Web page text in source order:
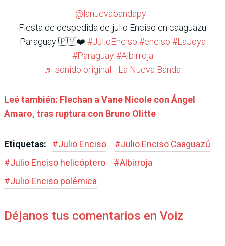
@lanuevabandapy_
Fiesta de despedida de julio Enciso en caaguazu
Paraguay 🇵🇾❤️ #JulioEnciso #enciso #LaJoya
#Paraguay #Albirroja
♬ sonido original - La Nueva Banda
Leé también: Flechan a Vane Nicole con Ángel
Amaro, tras ruptura con Bruno Olitte
Etiquetas: #Julio Enciso #Julio Enciso Caaguazú
#Julio Enciso helicóptero #Albirroja
#Julio Enciso polémica
Déjanos tus comentarios en Voiz